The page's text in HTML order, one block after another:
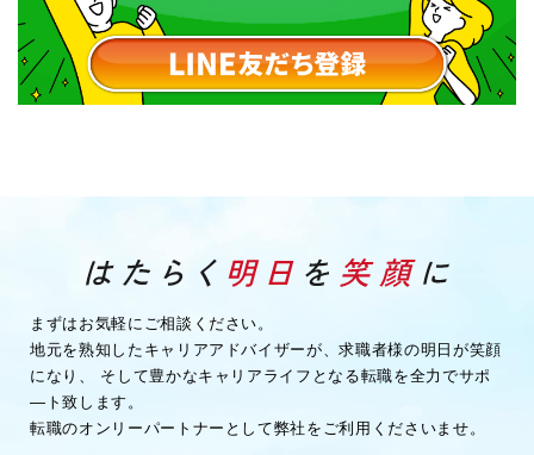
まずはお気軽にご相談ください。
地元を熟知したキャリアアドバイザーが、求職者様の明日が笑顔
になり、
そして豊かなキャリアライフとなる転職を全力でサポ
―ト致します。
転職のオンリーパートナーとして弊社をご利用くださいませ。